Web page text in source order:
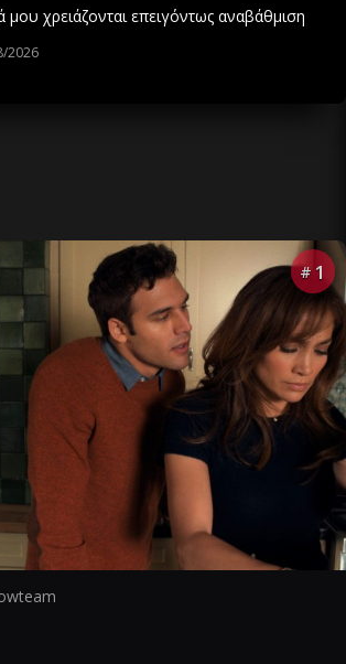
μου χρειάζονται επειγόντως αναβάθμιση
2026
# 1